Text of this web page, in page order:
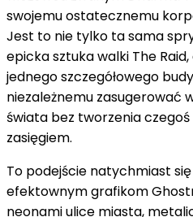
swojemu ostatecznemu
Jest to nie tylko ta sama
epicka sztuka walki The
jednego szczegółowego
niezależnemu zasugerować
świata bez tworzenia czegoś
zasięgiem.
To podejście natychmiast się
efektownym grafikom
neonami ulice miasta,